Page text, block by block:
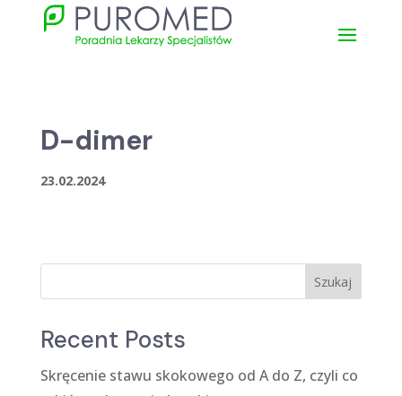
D-dimer
23.02.2024
Szukaj
Recent Posts
Skręcenie stawu skokowego od A do Z, czyli co